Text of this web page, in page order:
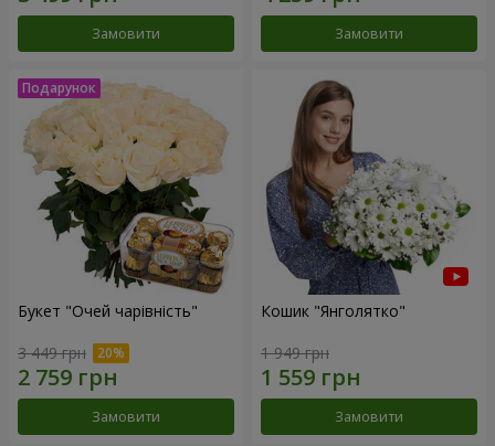
Замовити Замовити
Букет "Очей чарівність"
3 449 грн
Замовити
Кошик "Янголятко"
1 949 грн
Замовити